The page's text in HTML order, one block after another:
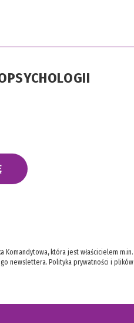
Komandytowa, która jest właścicielem m.in.
newslettera. Polityka prywatności i plików